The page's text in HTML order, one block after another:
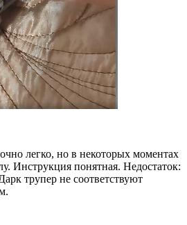
легко, но в некоторых моментах
Инструкция понятная. Недостаток:
трупер не соответствуют